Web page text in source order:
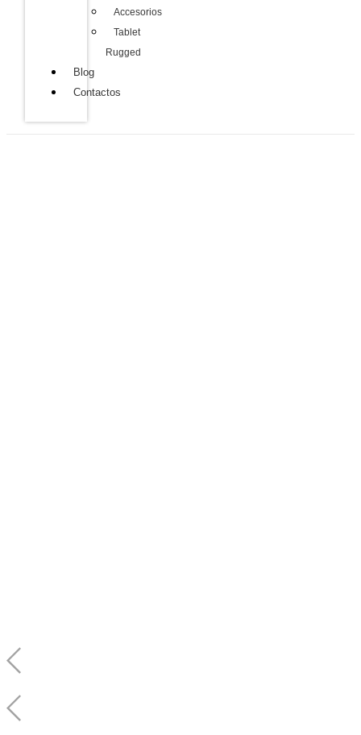
Accesorios
Tablet
Rugged
Blog
Contactos